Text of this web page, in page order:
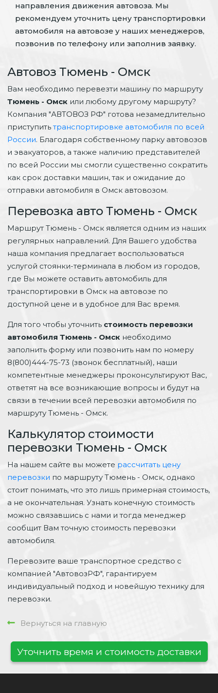
направления движения автовоза. Мы
рекомендуем уточнить цену транспортировки
автомобиля на автовозе у наших менеджеров,
позвонив по телефону или заполнив заявку.
Автовоз Тюмень - Омск
Вам необходимо перевезти машину по маршруту
Тюмень - Омск или любому другому маршруту?
Компания "АВТОВОЗ РФ" готова незамедлительно
приступитьтранспортировке автомобиля по всей
России. Благодаря собственному парку автовозов
и эвакуаторов, а также наличию представителей
по всей России мы смогли существенно сократить
как срок доставки машин, так и ожидание до
отправки автомобиля в Омск автовозом.
Перевозка авто Тюмень - Омск
Маршрут Тюмень - Омск является одним из наших
регулярных направлений. Для Вашего удобства
наша компания предлагает воспользоваться
услугой стоянки-терминала в любом из городов,
где Вы можете оставить автомобиль для
транспортировки в Омск на автовозе по
доступной цене и в удобное для Вас время.
Для того чтобы уточнить стоимость перевозки
автомобиля Тюмень - Омск необходимо
заполнить форму или позвонить нам по номеру
8(800)444-75-73 (звонок бесплатный), наши
компетентные менеджеры проконсультируют Вас,
ответят на все возникающие вопросы и будут на
связи в течении всей перевозки автомобиля по
маршруту Тюмень - Омск.
Калькулятор стоимости
перевозки Тюмень - Омск
На нашем сайте вы можете рассчитать цену
перевозки по маршруту Тюмень - Омск, однако
стоит понимать, что это лишь примерная стоимость,
а не окончательная. Узнать конечную стоимость
можно связавшись с нами и тогда менеджер
сообщит Вам точную стоимость перевозки
автомобиля.
Перевозите ваше транспортное средство с
компанией "АвтовозРФ", гарантируем
индивидуальный подход и новейшую технику для
перевозки.
Вернуться на главную
Уточнить время и стоимость доставки